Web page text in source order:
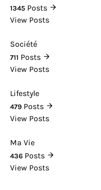
1345 Posts
View Posts
Société
711 Posts
View Posts
Lifestyle
479 Posts
View Posts
Ma Vie
436 Posts
View Posts